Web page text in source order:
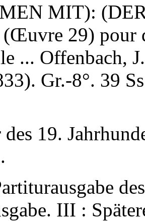
MIT):
29) pour
... Offenbach,
Gr.-8°. 39
19.
III :